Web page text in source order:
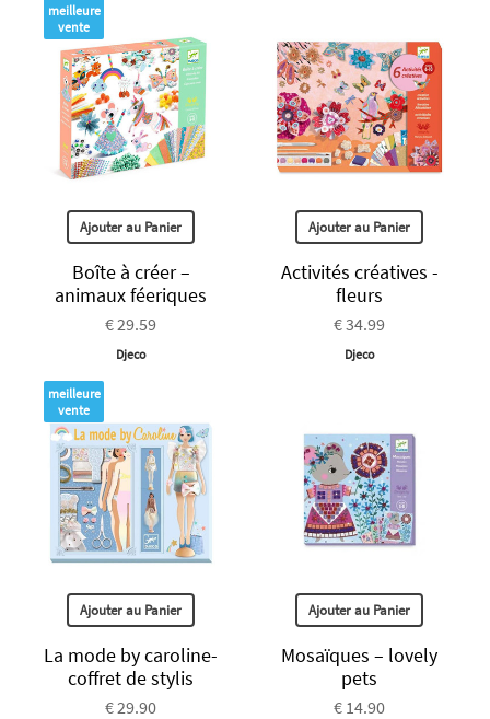
meilleure
vente
Ajouter au Panier
Boîte à créer –
animaux féeriques
€ 29.59
Djeco
Ajouter au Panier
Activités créatives -
fleurs
€ 34.99
Djeco
meilleure
vente
Ajouter au Panier
La mode by caroline-
coffret de stylis
€ 29.90
Ajouter au Panier
Mosaïques – lovely
pets
€ 14.90